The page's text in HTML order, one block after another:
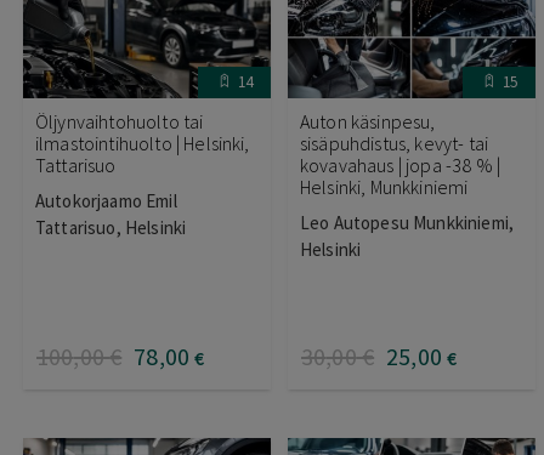
14
Öljynvaihtohuolto tai
ilmastointihuolto | Helsinki,
Tattarisuo
Autokorjaamo Emil
Tattarisuo, Helsinki
100,00€ 78,00 €
15
Auton käsinpesu,
sisäpuhdistus, kevyt- tai
kovavahaus | jopa -38 % |
Helsinki, Munkkiniemi
Leo Autopesu Munkkiniemi,
Helsinki
30,00€ 25,00 €